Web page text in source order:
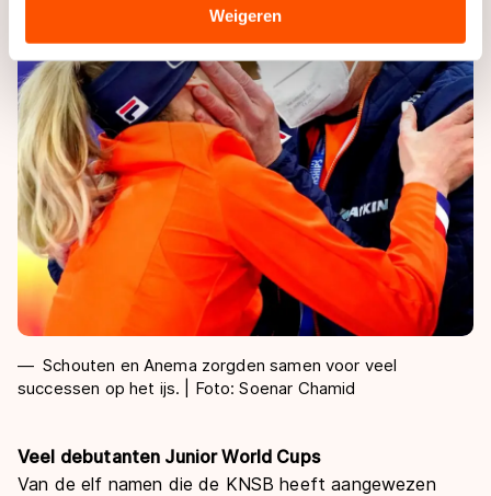
Sommige partners kunnen gegevens doorgeven aan
landen buiten de EU, zoals de VS, waar mogelijk geen
adequaat beschermingsniveau geldt volgens de GDPR.
Door op ‘Toestaan’ te klikken, stemt u in met deze
overdracht. Meer informatie vindt u in onscookiebeleid.
Weigeren
Schouten en Anema zorgden samen voor veel
successen op het ijs. | Foto: Soenar Chamid
Veel debutanten Junior World Cups
Van de elf namen die de KNSB heeft aangewezen